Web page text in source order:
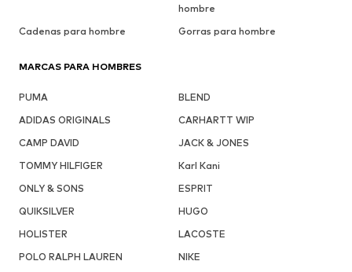
hombre
Cadenas para hombre
Gorras para hombre
MARCAS PARA HOMBRES
PUMA
BLEND
ADIDAS ORIGINALS
CARHARTT WIP
CAMP DAVID
JACK & JONES
TOMMY HILFIGER
Karl Kani
ONLY & SONS
ESPRIT
QUIKSILVER
HUGO
HOLISTER
LACOSTE
POLO RALPH LAUREN
NIKE